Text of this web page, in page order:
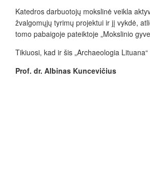
Katedros darbuotojų mokslinė veikla
žvalgomųjų tyrimų projektui ir jį vykdė,
tomo pabaigoje pateiktoje „Mokslinio
Tikiuosi, kad ir šis „Archaeologia
Prof. dr. Albinas Kuncevičius